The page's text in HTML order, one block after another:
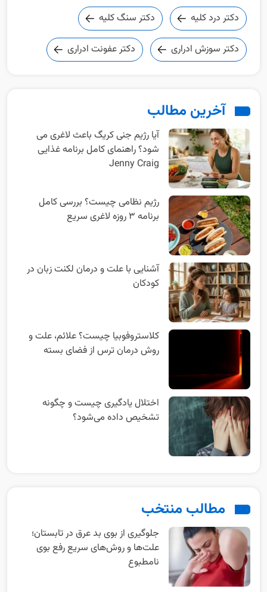
دکتر درد کلیه دکتر سنگ کلیه
دکتر سوزش ادراری دکتر عفونت ادراری
آخرین مطالب
آیا رژیم جنی کریگ باعث لاغری می
شود؟ راهنمای کامل برنامه غذایی
Jenny Craig
رژیم نظامی چیست؟ بررسی کامل
برنامه ۳ روزه لاغری سریع
آشنایی با علت و درمان لکنت زبان در
کودکان
کلاستروفوبیا چیست؟ علائم، علت و
روش درمان ترس از فضای بسته
اختلال یادگیری چیست و چگونه
تشخیص داده می‌شود؟
مطالب منتخب
جلوگیری از بوی بد عرق در تابستان؛
علت‌ها و روش‌های سریع رفع بوی
نامطبوع